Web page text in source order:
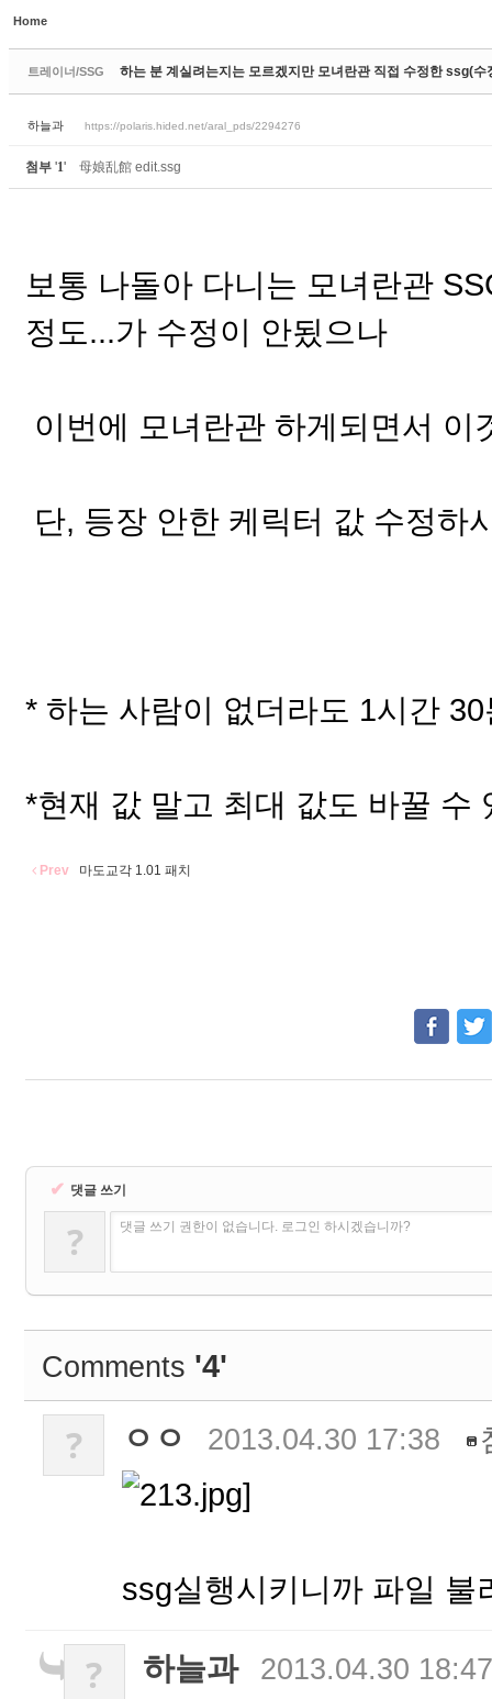
Home
트레이너/SSG 하는 분 계실려는지는 모르겠지만 모녀란관 직접 수정한 ssg(수
하늘과 https://polaris.hided.net/aral_pds/2294276
첨부 '1' 母娘乱館 edit.ssg
보통 나돌아 다니는 모녀란관
정도...가 수정이 안됬으나
이번에 모녀란관 하게되면서
단, 등장 안한 케릭터 값 수정하
* 하는 사람이 없더라도 1시간
*현재 값 말고 최대 값도 바꿀 수
Prev 마도교각 1.01 패치
✔ 댓글 쓰기
? 댓글 쓰기 권한이 없습니다. 로그인 하시겠습니까?
Comments '4'
? ㅇㅇ 2013.04.30 17:38
]
ssg실행시키니까 파일 불
? 하늘과 2013.04.30 18:47
Sketchbook5, 스케치북5
Sketchbook5, 스케치북5